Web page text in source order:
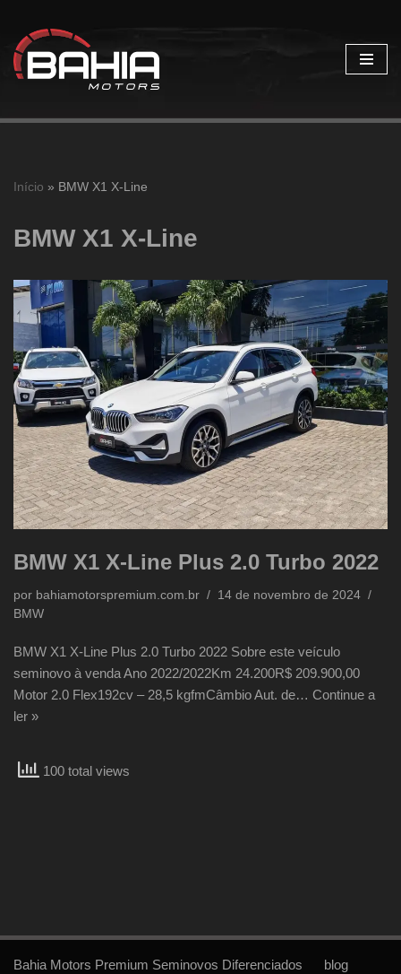
Pular
para
Início » BMW X1 X-Line
BMW X1 X-Line
BMW X1 X-Line Plus 2.0 Turbo 2022
por bahiamotorspremium.com.br
14 de novembro de 2024
BMW
BMW X1 X-Line Plus 2.0 Turbo 2022 Sobre este veículo
seminovo à venda Ano 2022/2022Km 24.200R$ 209.900,00
Motor 2.0 Flex192cv – 28,5 kgfmCâmbio Aut. de… Continue a
ler »
100 total views
Bahia Motors Premium Seminovos Diferenciados blog